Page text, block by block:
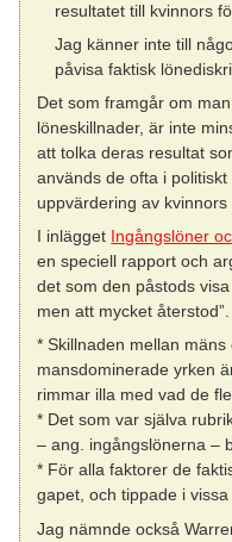
resultatet till kvinnors
Jag känner inte till
påvisa faktisk
Det som framgår om
löneskillnader, är inte
att tolka deras resultat
används de ofta i
uppvärdering av kvinnors
I inlägget Ingångslöner
en speciell rapport och
det som den påstods
men att mycket
* Skillnaden mellan
mansdominerade yrken
rimmar illa med vad de
* Det som var själva
– ang. ingångslönerna –
* För alla faktorer de
gapet, och tippade i
Jag nämnde också